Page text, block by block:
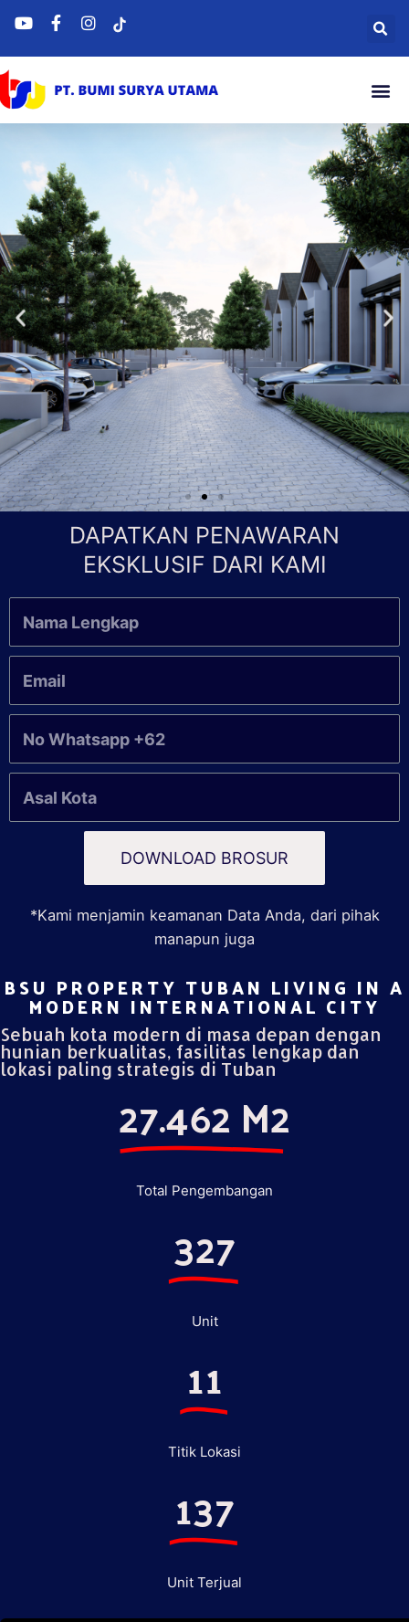
DAPATKAN PENAWARAN
EKSKLUSIF DARI KAMI
DOWNLOAD BROSUR
*Kami menjamin keamanan Data Anda, dari pihak
manapun juga
BSU PROPERTY TUBAN LIVING IN A
MODERN INTERNATIONAL CITY​
Sebuah kota modern di masa depan dengan
hunian berkualitas, fasilitas lengkap dan
lokasi paling strategis di Tuban
27.462 M2
Total Pengembangan
327
Unit
11
Titik Lokasi
137
Unit Terjual